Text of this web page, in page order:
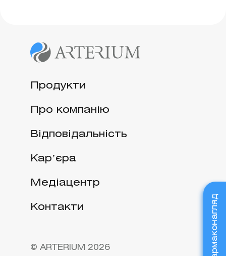
Фармаконагляд
Продукти
Про компанію
Відповідальність
Карʼєра
Медіацентр
Контакти
© ARTERIUM 2026